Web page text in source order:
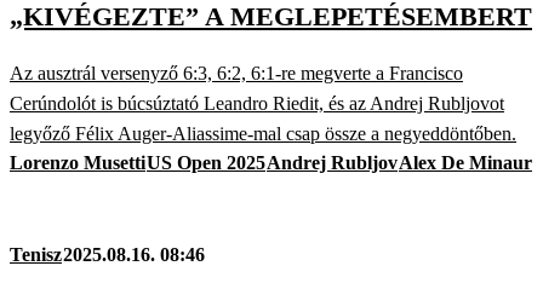
„KIVÉGEZTE” A MEGLEPETÉSEMBERT
Az ausztrál versenyző 6:3, 6:2, 6:1-re megverte a Francisco
Cerúndolót is búcsúztató Leandro Riedit, és az Andrej Rubljovot
legyőző Félix Auger-Aliassime-mal csap össze a negyeddöntőben.
Lorenzo MusettiUS Open 2025Andrej RubljovAlex De Minaur
Tenisz2025.08.16. 08:46